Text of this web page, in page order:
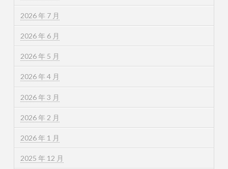
2026 年 7 月
2026 年 6 月
2026 年 5 月
2026 年 4 月
2026 年 3 月
2026 年 2 月
2026 年 1 月
2025 年 12 月